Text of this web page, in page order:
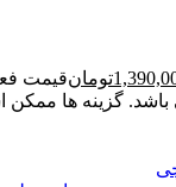
تومانقیمت فعلی:
باشد. گزینه ها